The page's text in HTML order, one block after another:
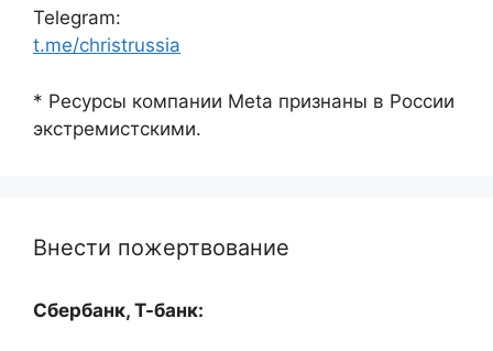
Telegram:
t.me/christrussia
* Ресурсы компании Meta признаны в России
экстремистскими.
Внести пожертвование
Сбербанк, Т-банк: